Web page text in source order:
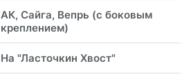
АК, Сайга, Вепрь (с боковым
креплением)
На "Ласточкин Хвост"